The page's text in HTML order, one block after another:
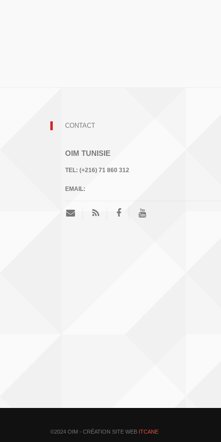
CONTACT
OIM TUNISIE
TEL: (+216) 71 860 312
EMAIL:
©2024 OIM - CRÉATION SITE WEB ITCANE